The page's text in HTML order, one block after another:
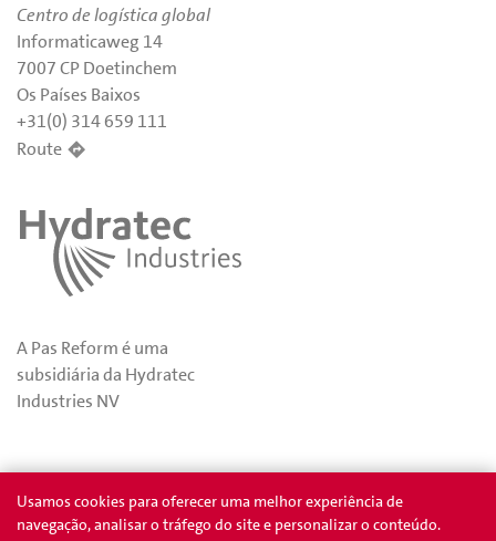
Centro de logística global
Informaticaweg 14
7007 CP Doetinchem
Os Países Baixos
+31(0) 314 659 111
Route
A Pas Reform é uma
subsidiária da Hydratec
Industries NV
Privacidade Prêmios
Usamos cookies para oferecer uma melhor experiência de
navegação, analisar o tráfego do site e personalizar o conteúdo.